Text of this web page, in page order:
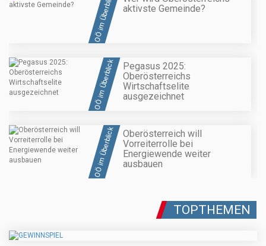
OÖ im Überblick
aktivste Gemeinde?
OÖ im Überblick
Pegasus 2025:
Oberösterreichs
Wirtschaftselite
ausgezeichnet
OÖ im Überblick
Oberösterreich will
Vorreiterrolle bei
Energiewende weiter
ausbauen
TOPTHEMEN